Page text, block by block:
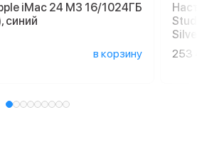
iMac 24 M3 16/1024ГБ
синий
в корзину
253